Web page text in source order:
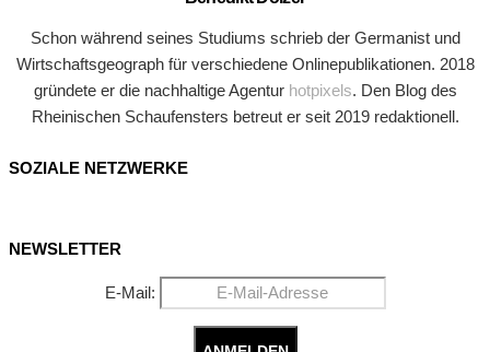
Schon während seines Studiums schrieb der Germanist und
Wirtschaftsgeograph für verschiedene Onlinepublikationen. 2018
gründete er die nachhaltige Agentur hotpixels. Den Blog des
Rheinischen Schaufensters betreut er seit 2019 redaktionell.
SOZIALE NETZWERKE
NEWSLETTER
E-Mail: